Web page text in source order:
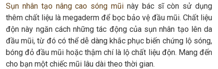
Sụn nhân tạo nâng cao sóng mũi này bác sĩ còn sử dụng
thêm chất liệu là megaderm để bọc bảo vệ đầu mũi. Chất liệu
độn này ngăn cách những tác động của sụn nhân tạo lên da
đầu mũi, từ đó có thể dễ dàng khắc phục biến chứng lộ sóng,
bóng đỏ đầu mũi hoặc thậm chí là lộ chất liệu độn. Mang đến
cho bạn một chiếc mũi lâu dài theo thời gian.